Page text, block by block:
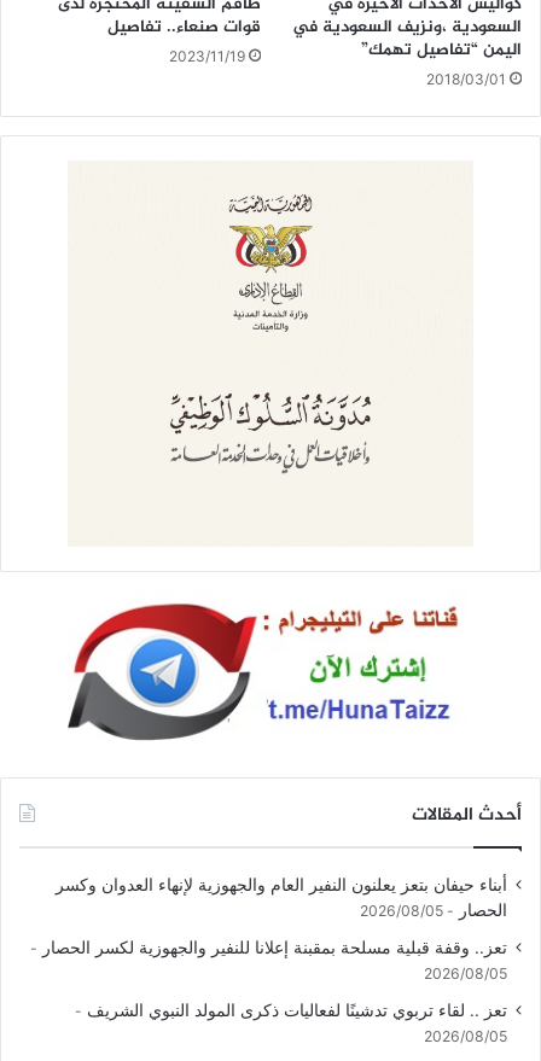
السعودية ،ونزيف السعودية في
اليمن “تفاصيل تهمك”
2018/03/01
قوات صنعاء.. تفاصيل
2023/11/19
أحدث المقالات
أبناء حيفان بتعز يعلنون النفير العام والجهوزية لإنهاء العدوان وكسر
الحصار
2026/08/05
تعز.. وقفة قبلية مسلحة بمقبنة إعلانا للنفير والجهوزية لكسر الحصار
2026/08/05
تعز .. لقاء تربوي تدشينًا لفعاليات ذكرى المولد النبوي الشريف
2026/08/05